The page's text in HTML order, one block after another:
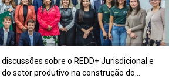
sobre o REDD+ Jurisdicional e
setor produtivo na construção do